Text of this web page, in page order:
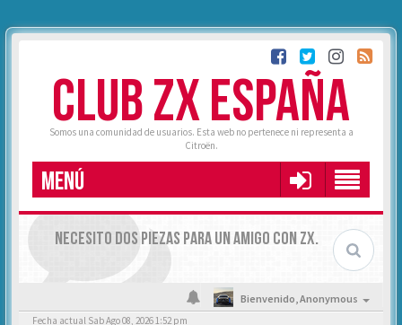
CLUB ZX ESPAÑA
Somos una comunidad de usuarios. Esta web no pertenece ni representa a
Citroën.
MENÚ
NECESITO DOS PIEZAS PARA UN AMIGO CON ZX.
Bienvenido,Anonymous
Fecha actual Sab Ago 08, 2026 1:52 pm